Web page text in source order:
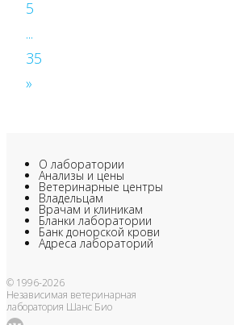
5
...
35
»
О лаборатории
Анализы и цены
Ветеринарные центры
Владельцам
Врачам и клиникам
Бланки лаборатории
Банк донорской крови
Адреса лабораторий
© 1996-2026
Независимая ветеринарная
лаборатория Шанс Био